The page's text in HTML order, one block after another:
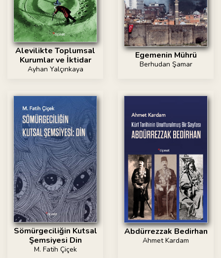
Alevilikte Toplumsal
Kurumlar ve İktidar
Ayhan Yalçınkaya
Egemenin Mührü
Berhudan Şamar
Sömürgeciliğin Kutsal
Şemsiyesi Din
M. Fatih Çiçek
Abdürrezzak Bedirhan
Ahmet Kardam